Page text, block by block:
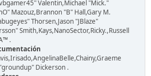
Valentin,Michael "Mick."
Mazouz,Brannon "B" Hall,Gary M.
Thorsen,Jason "JBlaze"
Smith,Kays,NanoSector,Ricky.,Russell
.
Dickerson .